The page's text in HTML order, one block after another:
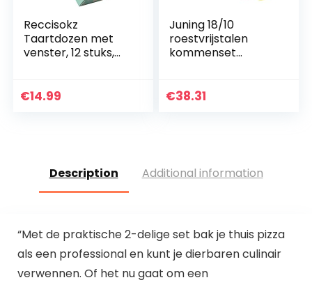
Reccisokz
Taartdozen met
venster, 12 stuks,
gebak,
€14.99
Juning 18/10
roestvrijstalen
kommenset
kunststof deksel, 3L,
€38.31
Description Additional information
“Met de praktische 2-delige set bak je thuis pizza
als een professional en kunt je dierbaren culinair
verwennen. Of het nu gaat om een